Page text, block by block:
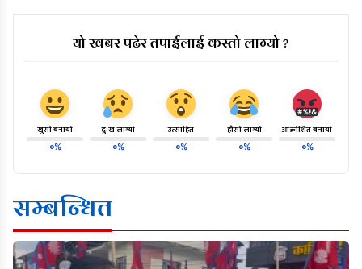
यो खबर पढेर तपाईलाई कस्तो लाग्यो ?
खुसी बनायो
०%
दु:ख लाग्यो
०%
उत्साहित
०%
हाँसो लाग्यो
०%
आक्रोशित बनायो
०%
सम्बन्धित